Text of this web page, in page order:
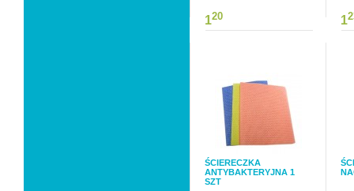
120 1
ŚCIERECZKA
ANTYBAKTERYJNA 1
SZT